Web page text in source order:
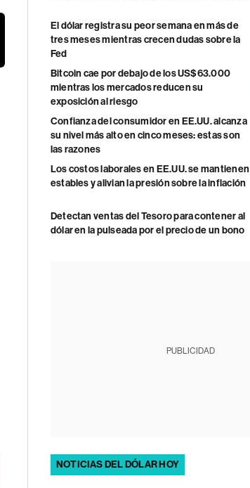
El dólar registra su peor semana en más de
tres meses mientras crecen dudas sobre la
Fed
Bitcoin cae por debajo de los US$63.000
mientras los mercados reducen su
exposición al riesgo
Confianza del consumidor en EE.UU. alcanza
su nivel más alto en cinco meses: estas son
las razones
Los costos laborales en EE.UU. se mantienen
estables y alivian la presión sobre la inflación
Detectan ventas del Tesoro para contener al
dólar en la pulseada por el precio de un bono
PUBLICIDAD
NOTICIAS DEL DÓLAR HOY